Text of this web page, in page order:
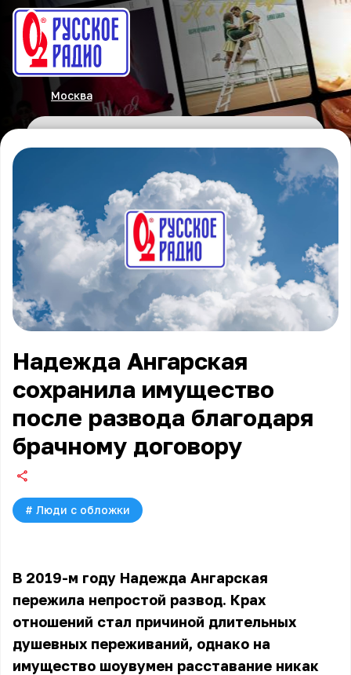
Москва
Надежда Ангарская
сохранила имущество
после развода благодаря
брачному договору
# Люди с обложки
В 2019-м году Надежда Ангарская
пережила непростой развод. Крах
отношений стал причиной длительных
душевных переживаний, однако на
имущество шоувумен расставание никак